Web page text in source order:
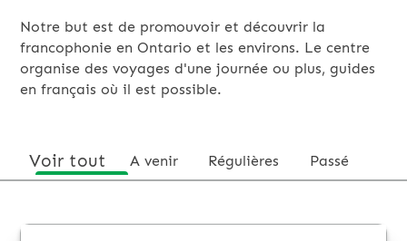
Notre but est de promouvoir et découvrir la
francophonie en Ontario et les environs. Le centre
organise des voyages d'une journée ou plus, guides
en français où il est possible.
Voir tout A venir Régulières Passé